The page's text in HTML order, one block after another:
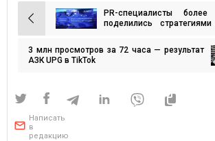
Навигация
по
записям
PR-специалисты
поделились
3 млн просмотров за 72 часа — результат
АЗК UPG в TikTok
Написать
в
редакцию